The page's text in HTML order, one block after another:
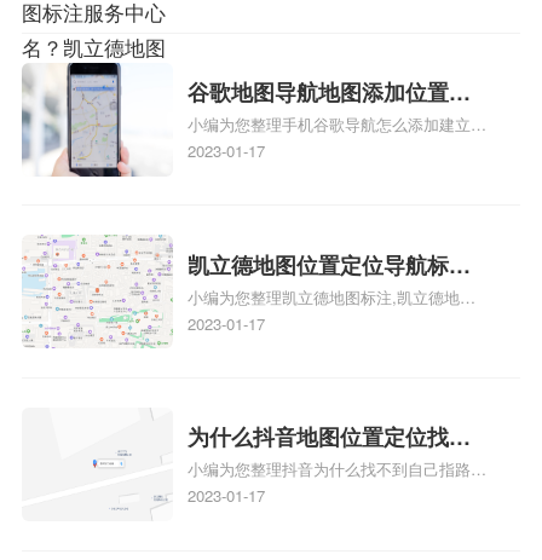
地图标注服务中心铺招牌相关地图标注知
识，详情可查看下方正文！
谷歌地图导航地图添加位置？
添加谷歌地图导航位置？
小编为您整理手机谷歌导航怎么添加建立多
人位置、如何在地图，谷歌地图添加公司位
2023-01-17
凯立德地图位置定位导航标
注？凯立德地图位置定位,导航,
标注？
小编为您整理凯立德地图标注,凯立德地图
标注怎么做啊、凯立德地图标注,凯立德地
相关地图标注知识，详情可查看下方正文！
2023-01-17
为什么抖音地图位置定位找不
到了？抖音为什么找不到当前
定位了？
小编为您整理抖音为什么找不到自己指路人
地图标注服务中心铺的位置、地图位置更新
2023-01-17